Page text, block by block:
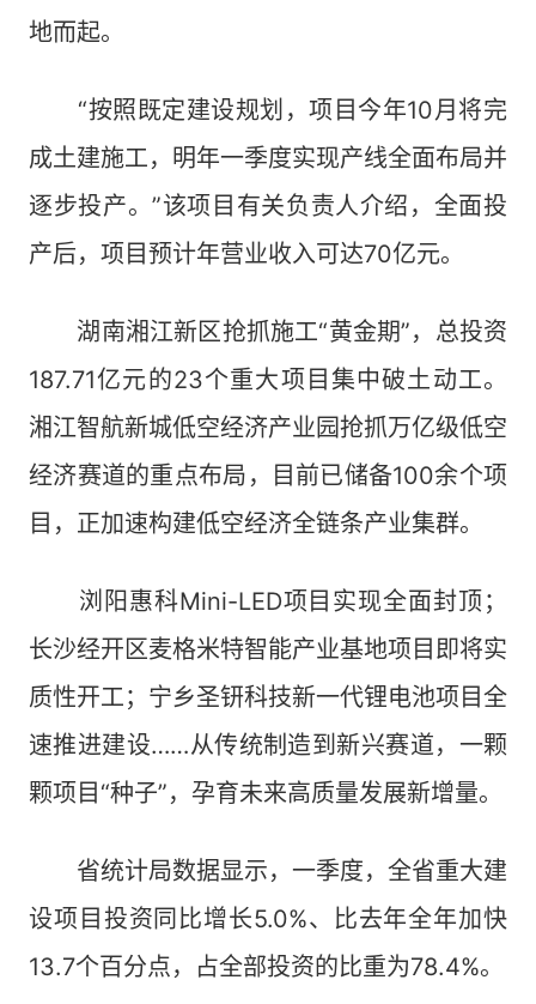
地而起。
“按照既定建设规划，项目今年10月将完
成土建施工，明年一季度实现产线全面布局并
逐步投产。”该项目有关负责人介绍，全面投
产后，项目预计年营业收入可达70亿元。
湖南湘江新区抢抓施工“黄金期”，总投资
187.71亿元的23个重大项目集中破土动工。
湘江智航新城低空经济产业园抢抓万亿级低空
经济赛道的重点布局，目前已储备100余个项
目，正加速构建低空经济全链条产业集群。
浏阳惠科Mini-LED项目实现全面封顶；
长沙经开区麦格米特智能产业基地项目即将实
质性开工；宁乡圣钘科技新一代锂电池项目全
速推进建设……从传统制造到新兴赛道，一颗
颗项目“种子”，孕育未来高质量发展新增量。
省统计局数据显示，一季度，全省重大建
设项目投资同比增长5.0%、比去年全年加快
13.7个百分点，占全部投资的比重为78.4%。